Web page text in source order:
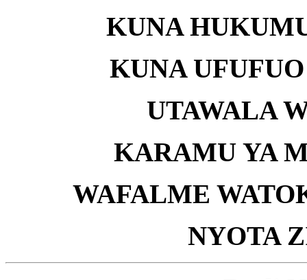
KUNA
KUNA
UTAWALA
KARAMU YA
WAFALME
NYOTA